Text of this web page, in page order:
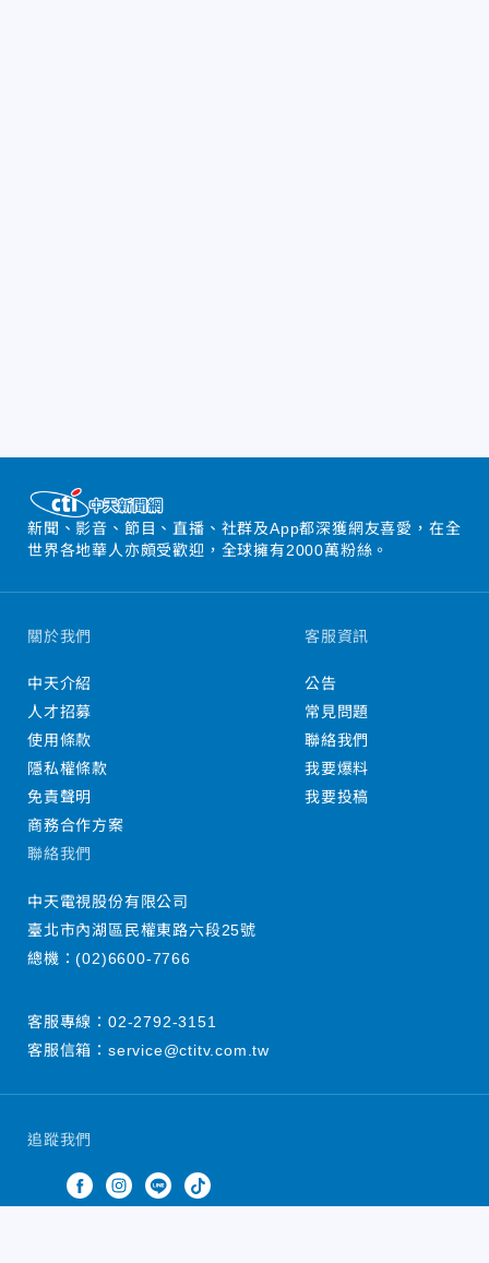
新聞、影音、節目、直播、社群及App都深獲網友喜愛，在全
世界各地華人亦頗受歡迎，全球擁有2000萬粉絲。
追蹤我們
關於我們
中天介紹
人才招募
使用條款
隱私權條款
免責聲明
商務合作方案
客服資訊
公告
常見問題
聯絡我們
我要爆料
我要投稿
聯絡我們
中天電視股份有限公司
臺北市內湖區民權東路六段25號
總機：(02)6600-7766
客服專線： 02-2792-3151
客服信箱： service@ctitv.com.tw